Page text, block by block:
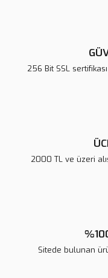
Ürün açıklamasında
256 Bit SSL
2000 TL ve üzeri
Sitede bulunan